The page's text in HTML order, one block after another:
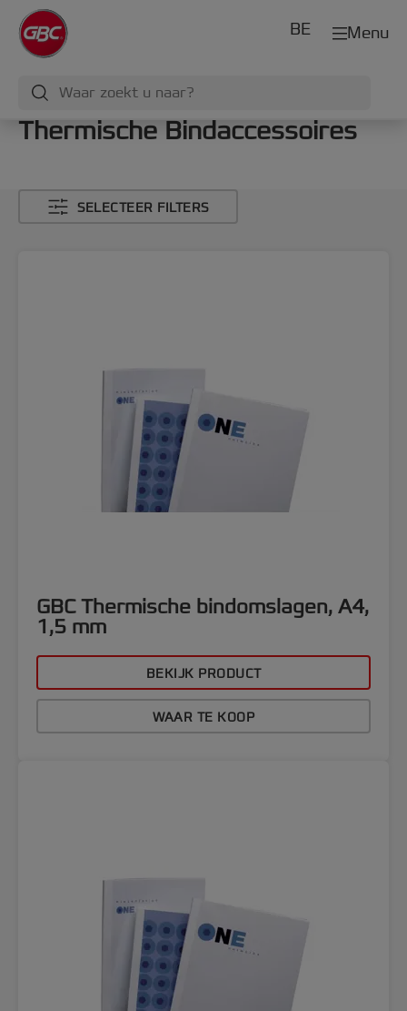
Menu
BE
Thermische Bindaccessoires
SELECTEER FILTERS
GBC Thermische bindomslagen, A4,
1,5 mm
BEKIJK PRODUCT
WAAR TE KOOP